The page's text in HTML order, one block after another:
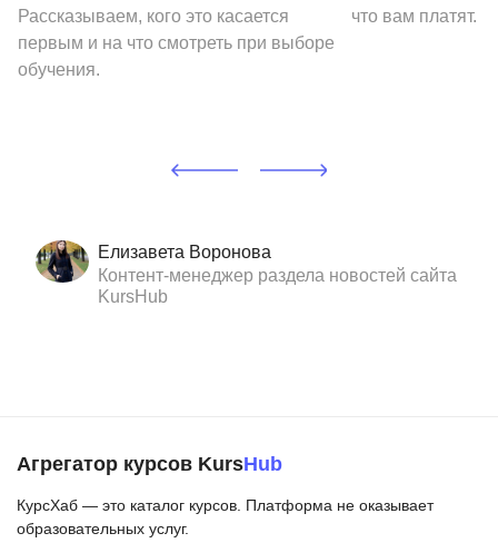
Рассказываем, кого это касается
первым и на что смотреть при выборе
обучения.
что вам платят.
Елизавета Воронова
Контент-менеджер раздела новостей сайта
KursHub
Агрегатор курсов KursHub
КурсХаб — это каталог курсов. Платформа не оказывает
образовательных услуг.